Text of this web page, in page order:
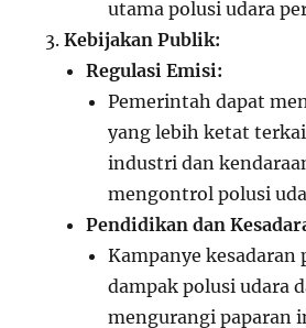
utama polusi udara
Kebijakan Publik:
Regulasi Emisi:
Pemerintah dapat
yang lebih ketat
industri dan
mengontrol polusi
Pendidikan dan
Kampanye
dampak polusi udara
mengurangi paparan